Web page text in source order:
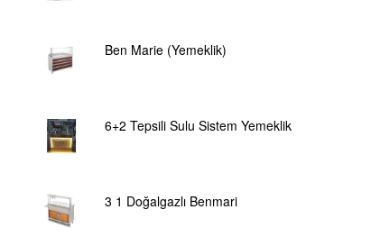
Ben Marie (Yemeklik)
6+2 Tepsili Sulu Sistem Yemeklik
3 1 Doğalgazlı Benmari